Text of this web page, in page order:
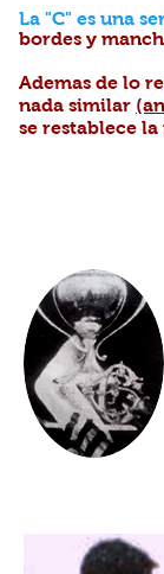
La "C" es una
bordes y
Ademas de lo
nada similar
se restablece